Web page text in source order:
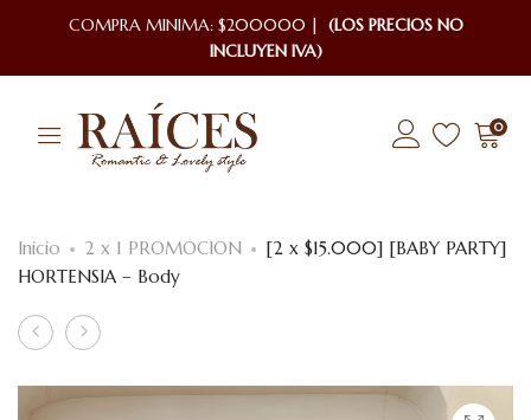
COMPRA MINIMA: $200000 | (LOS PRECIOS NO
INCLUYEN IVA)
0
Inicio 2 x 1 PROMOCION
[2 x $15.000] [BABY PARTY]
HORTENSIA – Body
Product
navigation
[2
$15.000]
[2
$15000]